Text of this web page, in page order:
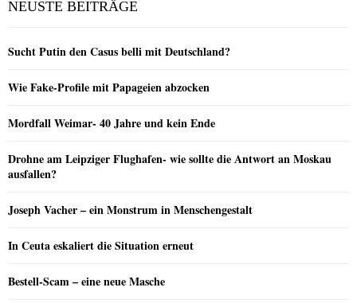
NEUSTE BEITRÄGE
Sucht Putin den Casus belli mit Deutschland?
Wie Fake-Profile mit Papageien abzocken
Mordfall Weimar- 40 Jahre und kein Ende
Drohne am Leipziger Flughafen- wie sollte die Antwort an Moskau
ausfallen?
Joseph Vacher – ein Monstrum in Menschengestalt
In Ceuta eskaliert die Situation erneut
Bestell-Scam – eine neue Masche